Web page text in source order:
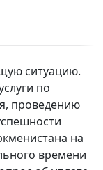
ситуацию.
по
проведению
на
времени